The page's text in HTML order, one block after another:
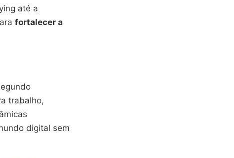
até a
fortalecer a
trabalho,
digital sem